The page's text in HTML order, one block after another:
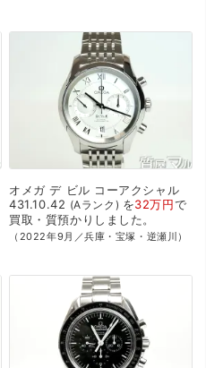
オメガ デ ビル コーアクシャル
431.10.42
Aランク を32万円で
買取・質預かり しました。
（2022年9月／兵庫・宝塚・逆瀬川）